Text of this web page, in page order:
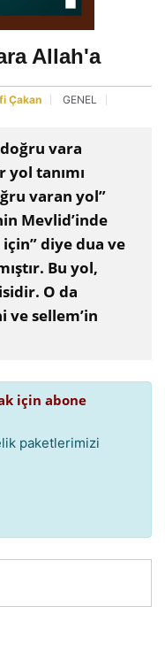
Allah'a
Çakan GENEL
vara
yol tanımı
varan yol”
Mevlid’inde
diye dua ve
Bu yol,
O da
ve sellem’in
için abone
paketlerimizi